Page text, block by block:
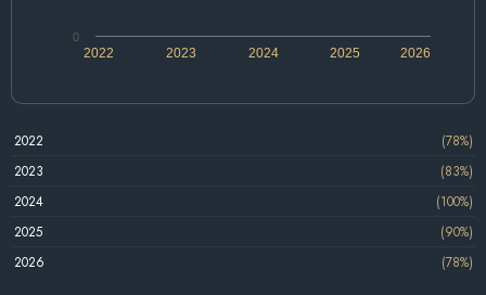
2022 2024 2026
2023 2025
0
2022
(78%)
2023
(83%)
2024
(100%)
2025
(90%)
2026
(78%)